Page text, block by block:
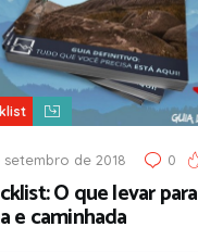
setembro de 2018 0
O que levar para
e caminhada